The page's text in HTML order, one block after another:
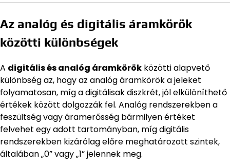
Az analóg és digitális áramkörök
közötti különbségek
A digitális és analóg áramkörök közötti alapvető
különbség az, hogy az analóg áramkörök a jeleket
folyamatosan, míg a digitálisak diszkrét, jól elkülöníthető
értékek között dolgozzák fel. Analóg rendszerekben a
feszültség vagy áramerősség bármilyen értéket
felvehet egy adott tartományban, míg digitális
rendszerekben kizárólag előre meghatározott szintek,
általában „0” vagy „1” jelennek meg.